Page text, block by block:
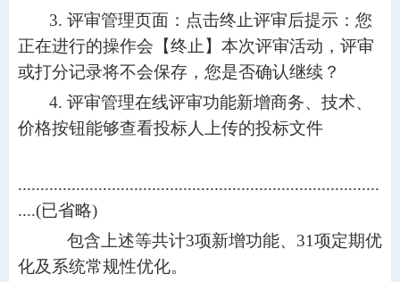
3. 评审管理页面：点击终止评审后提示：您
正在进行的操作会【终止】本次评审活动，评审
或打分记录将不会保存，您是否确认继续？
4. 评审管理在线评审功能新增商务、技术、
价格按钮能够查看投标人上传的投标文件
.................................................................................
....(已省略)
包含上述等共计3项新增功能、 31项定期优
化及系统常规性优化。